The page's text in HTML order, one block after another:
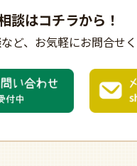
談はコチラから！
ど、 お気軽にお問合せ